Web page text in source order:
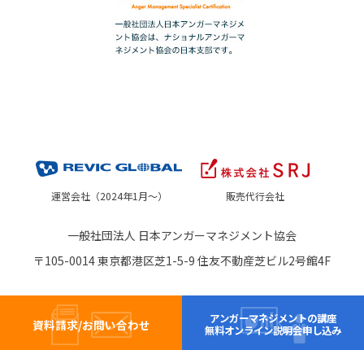
運営会社（2024年1月～） 販売代行会社
一般社団法人 日本アンガーマネジメント協会
〒105-0014 東京都港区芝1-5-9 住友不動産芝ビル2号館4F
資料請求/お問い合わせ
アンガーマネジメントの講座
無料オンライン説明会申し込み